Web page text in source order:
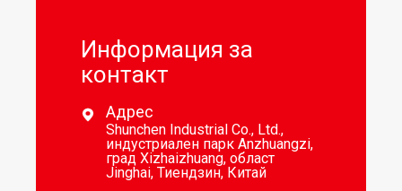
Информация за
контакт
 Адрес
Shunchen Industrial Co., Ltd.,
индустриален парк Anzhuangzi,
град Xizhaizhuang, област
Jinghai, Тиендзин, Китай